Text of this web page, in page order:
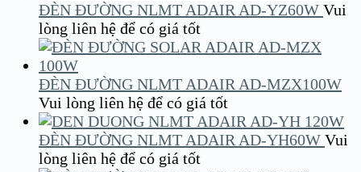
ĐÈN ĐƯỜNG NLMT ADAIR AD-YZ60W Vui
lòng liên hệ để có giá tốt
ĐÈN ĐƯỜNG NLMT ADAIR AD-MZX100W
Vui lòng liên hệ để có giá tốt
ĐÈN ĐƯỜNG NLMT ADAIR AD-YH60W Vui
lòng liên hệ để có giá tốt